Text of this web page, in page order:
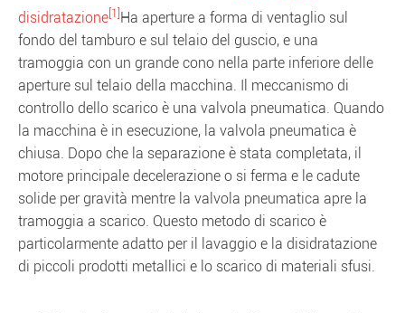
disidratazione [1] Ha aperture a forma di ventaglio sul
fondo del tamburo e sul telaio del guscio, e una
tramoggia con un grande cono nella parte inferiore delle
aperture sul telaio della macchina. Il meccanismo di
controllo dello scarico è una valvola pneumatica. Quando
la macchina è in esecuzione, la valvola pneumatica è
chiusa. Dopo che la separazione è stata completata, il
motore principale decelerazione o si ferma e le cadute
solide per gravità mentre la valvola pneumatica apre la
tramoggia a scarico. Questo metodo di scarico è
particolarmente adatto per il lavaggio e la disidratazione
di piccoli prodotti metallici e lo scarico di materiali sfusi.